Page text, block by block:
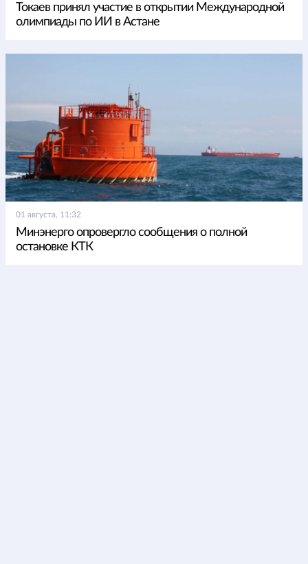
Токаев принял участие в открытии Международной
олимпиады по ИИ в Астане
01 августа, 11:32
Минэнерго опровергло сообщения о полной
остановке КТК